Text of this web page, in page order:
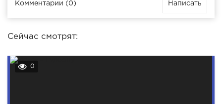
Комментарии (0) Написать
Сейчас смотрят:
0